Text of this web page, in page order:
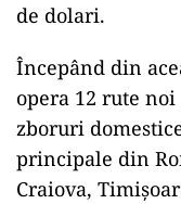
de dolari.
Începând din
opera 12 rute
zboruri
principale din
Craiova,